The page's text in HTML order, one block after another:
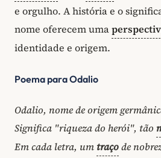
e orgulho. A história e o
nome oferecem uma
identidade e origem.
Poema para Odalio
Odalio, nome de origem
Significa "riqueza do herói", tão
Em cada letra, umtraçode